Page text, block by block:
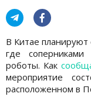
В Китае
где соперниками
роботы. Как
мероприятие
расположенном в